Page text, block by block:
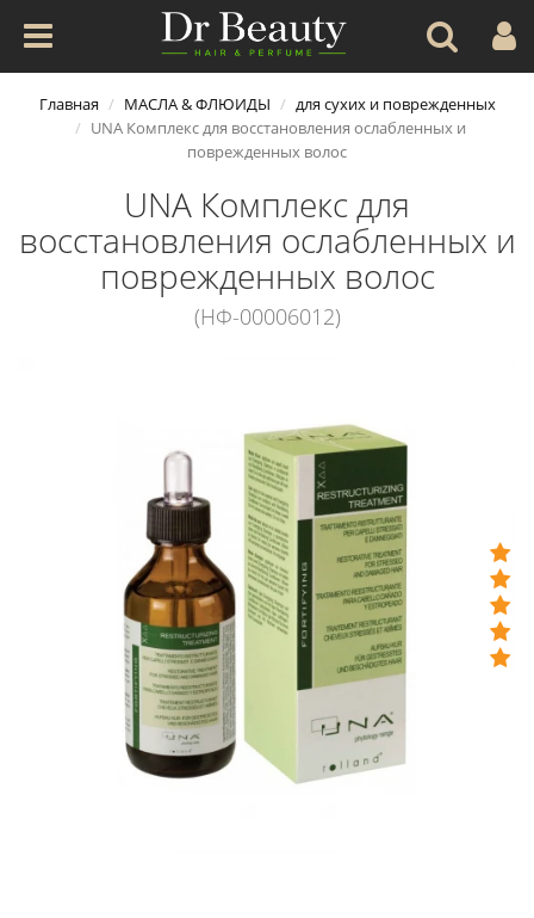
Главная МАСЛА & ФЛЮИДЫ
для сухих и поврежденных
UNA Комплекс для восстановления ослабленных и
поврежденных волос
UNA Комплекс для
восстановления ослабленных и
поврежденных волос
(НФ-00006012)